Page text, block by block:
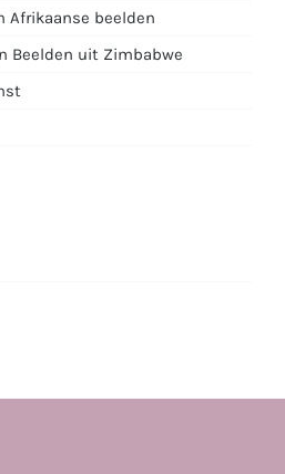
Afrikaanse beelden
Beelden uit Zimbabwe